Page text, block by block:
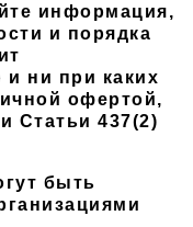
информация,
и порядка
ни при каких
офертой,
Статьи 437(2)
быть